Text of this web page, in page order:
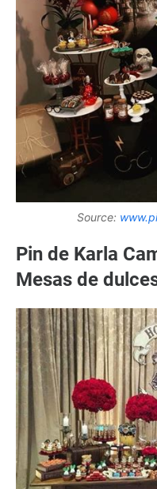
Source:
Pin de Karla
Mesas de